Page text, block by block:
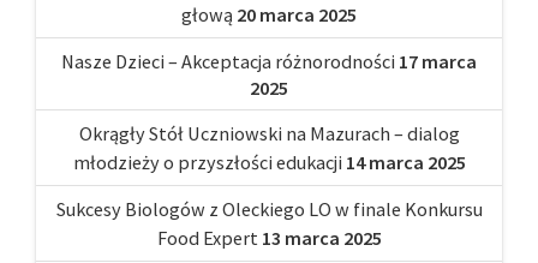
głową 20 marca 2025
Nasze Dzieci – Akceptacja różnorodności 17 marca
2025
Okrągły Stół Uczniowski na Mazurach – dialog
młodzieży o przyszłości edukacji 14 marca 2025
Sukcesy Biologów z Oleckiego LO w finale Konkursu
Food Expert 13 marca 2025